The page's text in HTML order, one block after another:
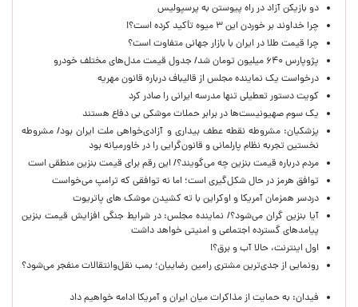
دو بازیکن آزاد در راه پیوستن به پرسپولیس
چرا خداوند بر خوردن این ۳ میوه تأکید کرده است؟!
چرا قیمت طلا در ایران با بازار جهانی متفاوت است؟
پژوپارس ۶۴۰ میلیون تومان شد/ جدول قیمت مدل‌های مختلف خودرو
درخواست یک نماینده مجلس از قالیباف درباره قانون مهریه
کویت دستور تعطیلی تنها مدرسه ایرانی را صادر کرد
یک‌ سوم صهیونیست‌ها در برابر حملات موشکی بی دفاع هستند
پزشکیان: مشروطه نقطه عطف بیداری و آزادی‌خواهی ملت ایران بود/ مشروطه
نخستین تجربه نظام پارلمانی و قانون‌گرایی را در خاورمیانه بود
مردم درباره قیمت بنزین چه می‌گویند؟/ این رقم برای قیمت بنزین منطقی است
توافق هرمز در حال شکل‌گیری است؛ اما نه توافقی که ترامپ می‌خواست
دردسر همزمان آمریکا و اوکراین با ته کشیدن موشک های پاتریوت
آیا بنزین گران می‌شود؟/ نماینده مجلس: در شرایط جنگی افزایش قیمت بنزین
پیامدهای گسترده اجتماعی و امنیتی خواهد داشت
اول اینترنت، حالا آب و برق؟!
رونمایی از جدی‌ترین مشتری رامین رضاییان؛ بمب نقل‌وانتقالات منفجر می‌شود؟
فیدان: به حمایت از مذاکرات میان ایران و آمریکا ادامه خواهیم داد